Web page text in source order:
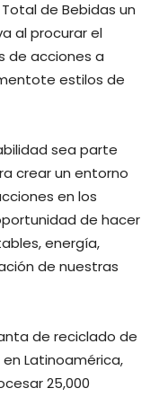
de Bebidas un
al procurar el
de acciones a
estilos de
sea parte
crear un entorno
en los
de hacer
energía,
de nuestras
de reciclado de
Latinoamérica,
25,000